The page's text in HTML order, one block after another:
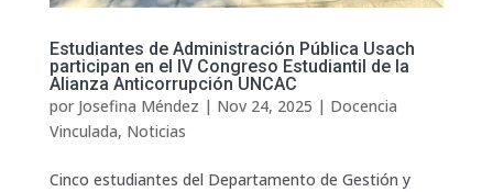
Estudiantes de Administración Pública Usach
participan en el IV Congreso Estudiantil de la
Alianza Anticorrupción UNCAC
por Josefina Méndez | Nov 24, 2025 | Docencia
Vinculada, Noticias
Cinco estudiantes del Departamento de Gestión y